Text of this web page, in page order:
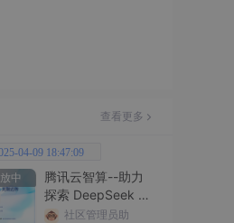
查看更多
04-09 18:47:09
中
腾讯云智算--助力
探索 DeepSeek 无
限边界社区管理员助